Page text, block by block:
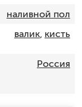
наливной пол
валик, кисть
Россия